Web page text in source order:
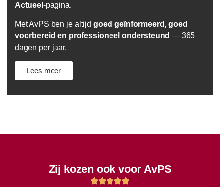
Actueel -pagina.
Met AvPS ben je altijd goed geïnformeerd, goed
voorbereid en professioneel ondersteund — 365
dagen per jaar.
Lees meer
Zij kozen ook voor AvPS